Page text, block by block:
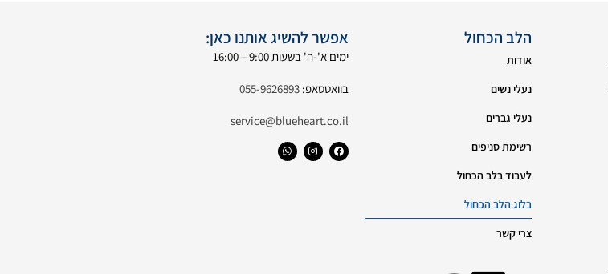
הלב הכחול
אודות
נעלי נשים
נעלי גברים
רשימת סניפים
לעבוד בלב הכחול
בלוג הלב הכחול
צרי קשר
אפשר להשיג אותנו כאן:
ימים א'-ה' בשעות 9:00 – 16:00
בוואטסאפ:055-9626893
service@blueheart.co.il